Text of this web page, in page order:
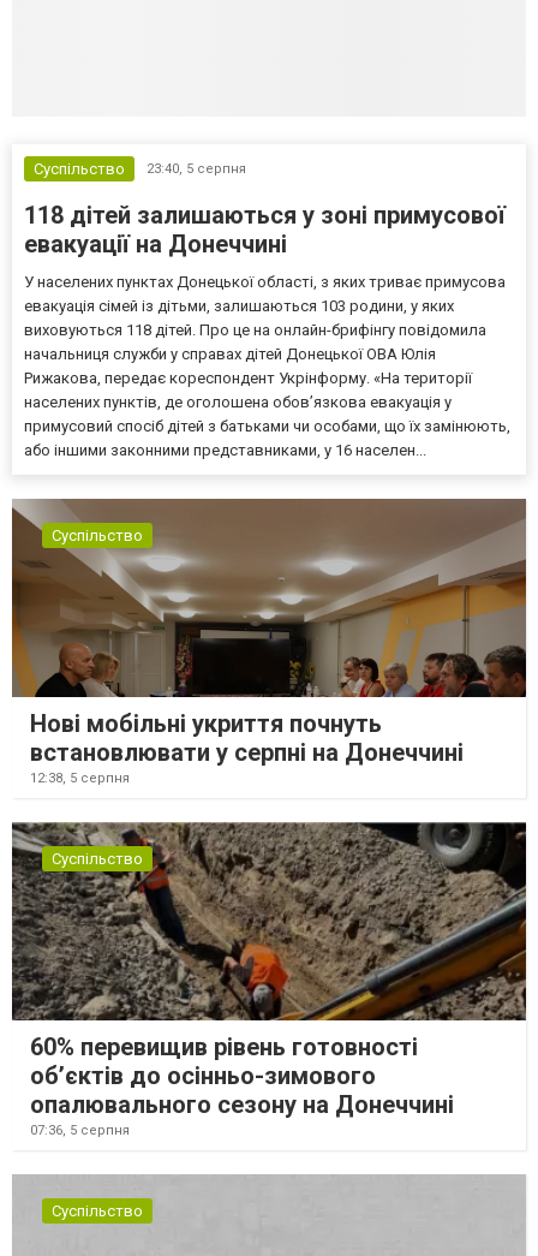
Суспільство 23:40, 5 серпня
118 дітей залишаються у зоні примусової
евакуації на Донеччині
У населених пунктах Донецької області, з яких триває примусова
евакуація сімей із дітьми, залишаються 103 родини, у яких
виховуються 118 дітей. Про це на онлайн-брифінгу повідомила
начальниця служби у справах дітей Донецької ОВА Юлія
Рижакова, передає кореспондент Укрінформу. «На території
населених пунктів, де оголошена обов’язкова евакуація у
примусовий спосіб дітей з батьками чи особами, що їх замінюють,
або іншими законними представниками, у 16 населен...
Суспільство
Нові мобільні укриття почнуть
встановлювати у серпні на Донеччині
12:38, 5 серпня
Суспільство
60% перевищив рівень готовності
об’єктів до осінньо-зимового
опалювального сезону на Донеччині
07:36, 5 серпня
Суспільство